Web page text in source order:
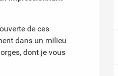
de ces
dans un milieu
dont je vous